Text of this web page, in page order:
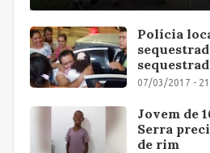
Polícia
07/03/2017 -
Jovem de
Serra
de rim